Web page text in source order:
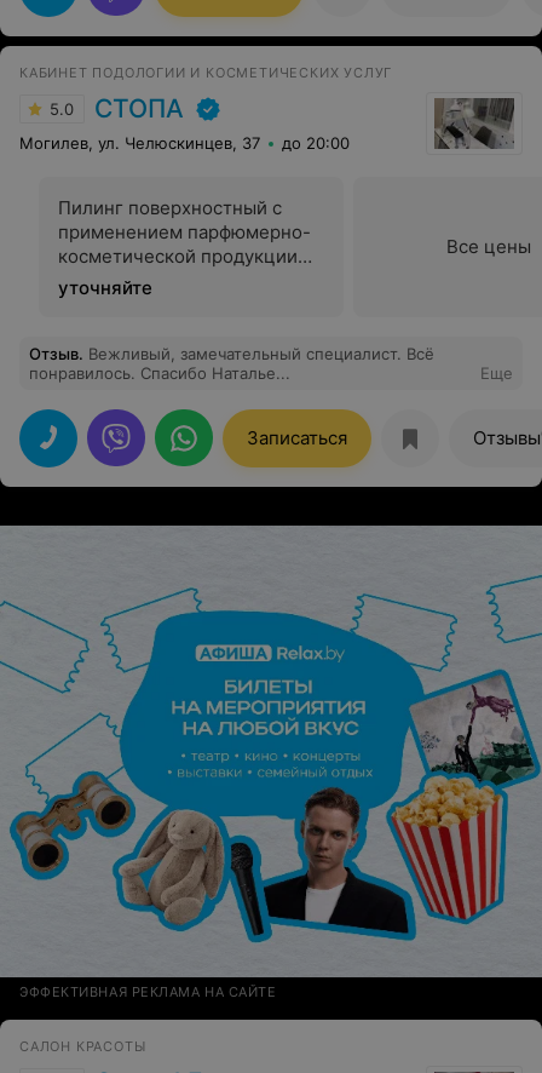
КАБИНЕТ ПОДОЛОГИИ И КОСМЕТИЧЕСКИХ УСЛУГ
5.0 СТОПА
Могилев, ул. Челюскинцев, 37 до 20:00
Пилинг поверхностный с
применением парфюмерно-
косметической продукции
лица, шеи и зоны декольте
уточняйте
Все цены
Отзыв. Вежливый, замечательный специалист. Всё
понравилось. Спасибо Наталье...
Еще
Записаться Отзывы
ЭФФЕКТИВНАЯ РЕКЛАМА НА САЙТЕ
САЛОН КРАСОТЫ